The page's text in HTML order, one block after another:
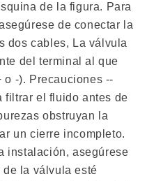
de la figura. Para
de conectar la
dos cables, La válvula
del terminal al que
o -). Precauciones --
filtrar el fluido antes de
obstruyan la
un cierre incompleto.
instalación, asegúrese
la válvula esté